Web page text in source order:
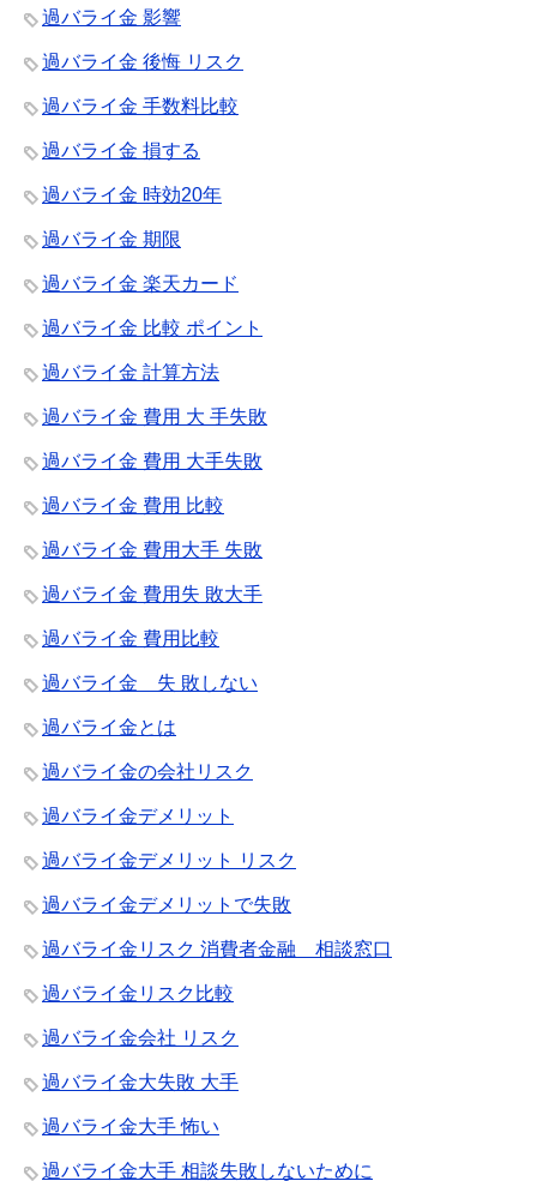
過バライ金 影響
過バライ金 後悔 リスク
過バライ金 手数料比較
過バライ金 損する
過バライ金 時効20年
過バライ金 期限
過バライ金 楽天カード
過バライ金 比較 ポイント
過バライ金 計算方法
過バライ金 費用 大 手失敗
過バライ金 費用 大手失敗
過バライ金 費用 比較
過バライ金 費用大手 失敗
過バライ金 費用失 敗大手
過バライ金 費用比較
過バライ金 失 敗しない
過バライ金とは
過バライ金の会社リスク
過バライ金デメリット
過バライ金デメリット リスク
過バライ金デメリットで失敗
過バライ金リスク 消費者金融 相談窓口
過バライ金リスク比較
過バライ金会社 リスク
過バライ金大失敗 大手
過バライ金大手 怖い
過バライ金大手 相談失敗しないために